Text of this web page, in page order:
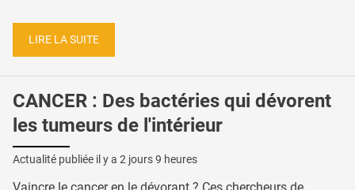
LIRE LA SUITE
CANCER : Des bactéries qui dévorent
les tumeurs de l'intérieur
Actualité publiée il y a 2 jours 9 heures